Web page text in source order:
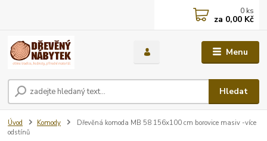
Menu
Hledat
0 ks
za 0,00 Kč
Úvod Komody
Dřevěná komoda MB 58 156x100 cm borovice masiv -více
odstínů